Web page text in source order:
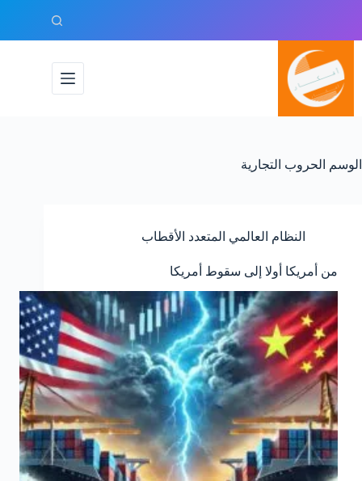
المحتوى
الوسم الحروب التجارية
النظام العالمي المتعدد الأقطاب
من أمريكا أولا إلى سقوط أمريكا